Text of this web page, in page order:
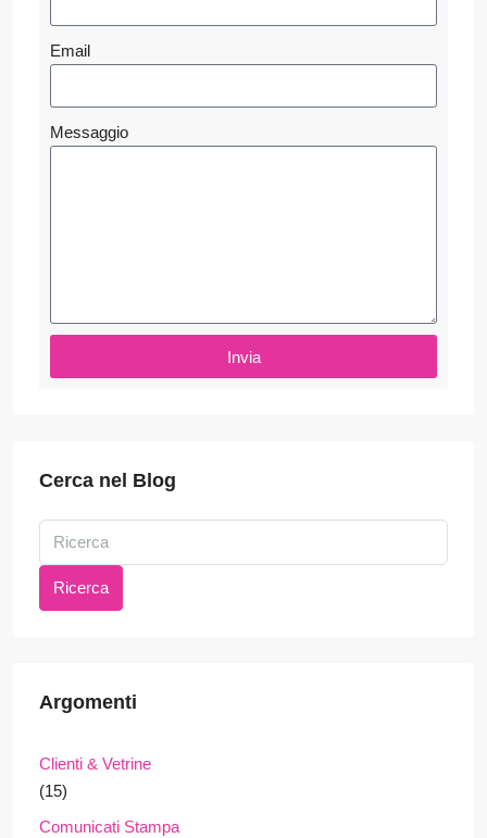
Email
Messaggio
Invia
Cerca nel Blog
Ricerca
Argomenti
Clienti & Vetrine
(15)
Comunicati Stampa